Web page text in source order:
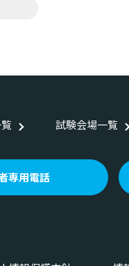
試験会場一覧
専用電話